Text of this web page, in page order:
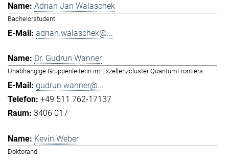
Adrian Jan Walaschek
Bachelorstudent
adrian.walaschek@...
Dr. Gudrun Wanner
Unabhängige Gruppenleiterin im Exzellenzcluster QuantumFrontiers
gudrun.wanner@...
+49 511 762-17137
3406 017
Kevin Weber
Doktorand